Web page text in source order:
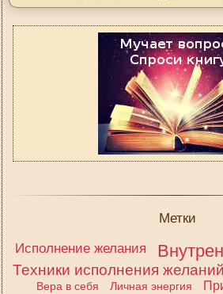
Метки
Исполнение желания
Техники исполнения желаний
Вера в себя Личная энергия